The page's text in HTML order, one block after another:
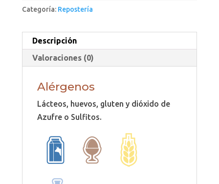
Categoría: Repostería
Descripción
Valoraciones (0)
Alérgenos
Lácteos, huevos, gluten y dióxido de
Azufre o Sulfitos.